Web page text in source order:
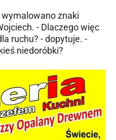
znaki
- Dlaczego więc
ruchu? - dopytuje. -
niedoróbki?